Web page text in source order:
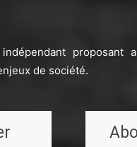
proposant
de société.